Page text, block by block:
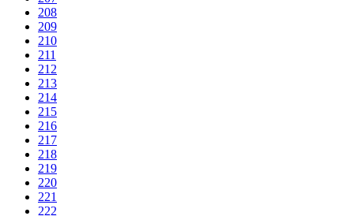
208
209
210
211
212
213
214
215
216
217
218
219
220
221
222